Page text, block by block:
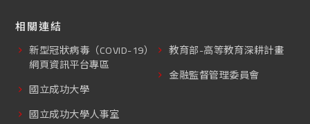
相關連結
新型冠狀病毒（COVID-19）
網頁資訊平台專區
國立成功大學
國立成功大學人事室
教育部-高等教育深耕計畫
金融監督管理委員會